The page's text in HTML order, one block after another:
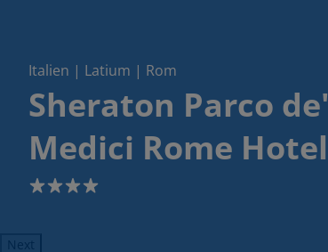
Italien | Latium | Rom
Sheraton Parco de'
Medici Rome Hotel
4
Next